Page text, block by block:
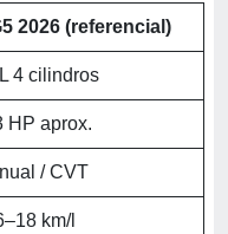
2026 (referencial)
4 cilindros
HP aprox.
/ CVT
km/l